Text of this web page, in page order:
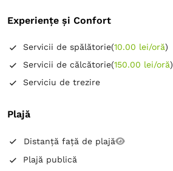
Experiențe și Confort
Servicii de spălătorie(10.00 lei/oră)
Servicii de călcătorie(150.00 lei/oră)
Serviciu de trezire
Plajă
Distanță față de plajă
Plajă publică